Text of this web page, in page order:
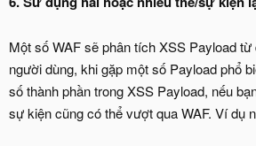
Một số WAF sẽ phân tích XSS Payload
người dùng, khi gặp một số Payload phổ
số thành phần trong XSS Payload, nếu
sự kiện cũng có thể vượt qua WAF. Ví dụ